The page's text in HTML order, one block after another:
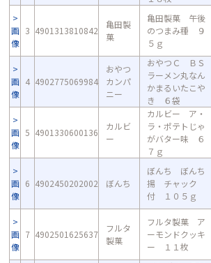
画
像
3 4901313810842
亀田製
菓
亀田製菓 午後
のつまみ種 ９
５ｇ
画
像
4 4902775069984
おやつ
カンパ
ニー
おやつＣ ＢＳ
ラーメン丸なん
かまるいたこや
き ６袋
画
像
5 4901330600136
カルビ
ー
カルビー ア・
ラ・ポテトじゃ
がバター味 ６
７ｇ
画
像
6 4902450202002 ぼんち
ぼんち ぼんち
揚 チャック
付 １０５ｇ
画
像
7 4902501625637
フルタ
製菓
フルタ製菓 ア
ーモンドクッキ
ー １１枚